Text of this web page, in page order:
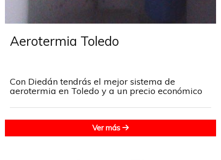
Aerotermia Toledo
Con Diedán tendrás el mejor sistema de
aerotermia en Toledo y a un precio económico
Ver más